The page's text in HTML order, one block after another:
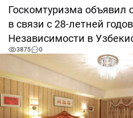
Госкомтуризма объявил
в связи с 28-летней
Независимости в
3875 0